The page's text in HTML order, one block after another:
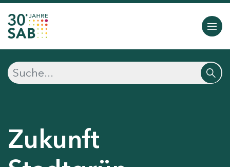
Zukunft